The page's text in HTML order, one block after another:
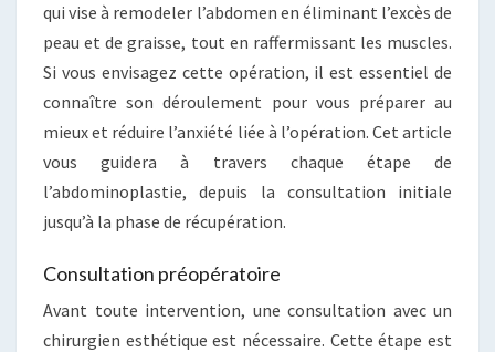
qui vise à remodeler l’abdomen en éliminant l’excès de
peau et de graisse, tout en raffermissant les muscles.
Si vous envisagez cette opération, il est essentiel de
connaître son déroulement pour vous préparer au
mieux et réduire l’anxiété liée à l’opération. Cet article
vous guidera à travers chaque étape de
l’abdominoplastie, depuis la consultation initiale
jusqu’à la phase de récupération.
Consultation préopératoire
Avant toute intervention, une consultation avec un
chirurgien esthétique est nécessaire. Cette étape est